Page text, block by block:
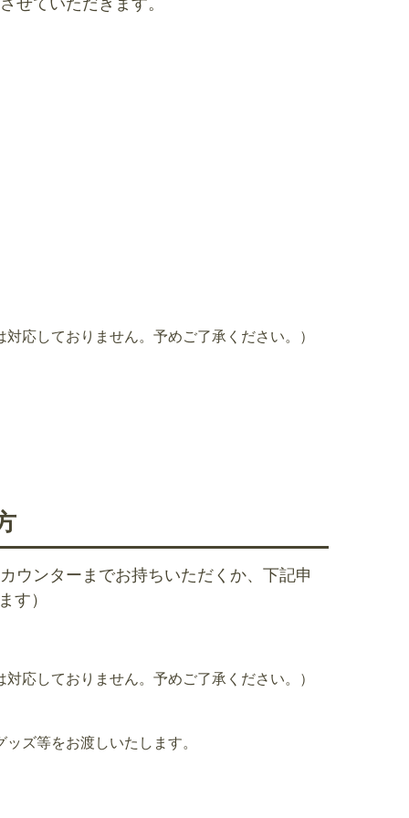
応しておりません。予めご了承ください。）
ウンターまでお持ちいただくか、下記申
す）
応しておりません。予めご了承ください。）
ズ等をお渡しいたします。